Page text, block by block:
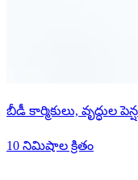
బీడీ కార్మికులు, వృద్ధుల
10 నిమిషాల క్రితం